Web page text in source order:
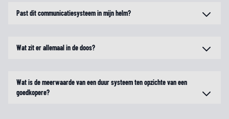
Past dit communicatiesysteem in mijn helm?
Wat zit er allemaal in de doos?
Wat is de meerwaarde van een duur systeem ten opzichte van een
goedkopere?